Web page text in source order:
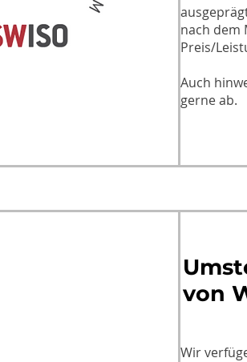
nach dem
Preis/
Auch
gerne ab.
von
Wir